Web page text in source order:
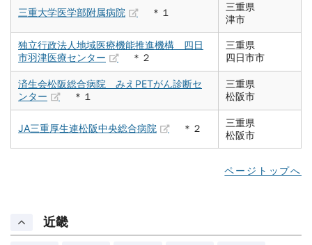
三重大学医学部附属病院 ＊１
三重県
津市
独立行政法人地域医療機能推進機構 四日
市羽津医療センター
＊２
三重県
四日市市
済生会松阪総合病院 みえPETがん診断セ
ンター
＊１
三重県
松阪市
JA三重厚生連松阪中央総合病院 ＊２
三重県
松阪市
ページトップへ
近畿